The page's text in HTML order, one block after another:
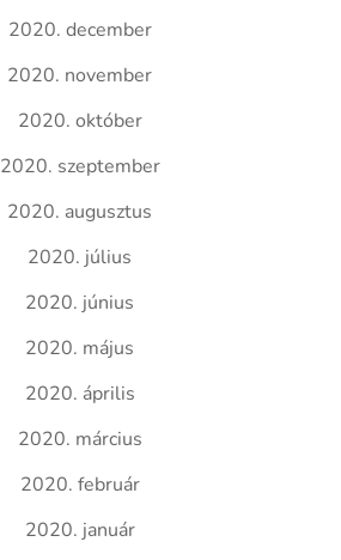
2020. december
2020. november
2020. október
2020. szeptember
2020. augusztus
2020. július
2020. június
2020. május
2020. április
2020. március
2020. február
2020. január